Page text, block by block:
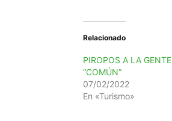
Relacionado
PIROPOS A LA GENTE
“COMÚN”
07/02/2022
En «Turismo»